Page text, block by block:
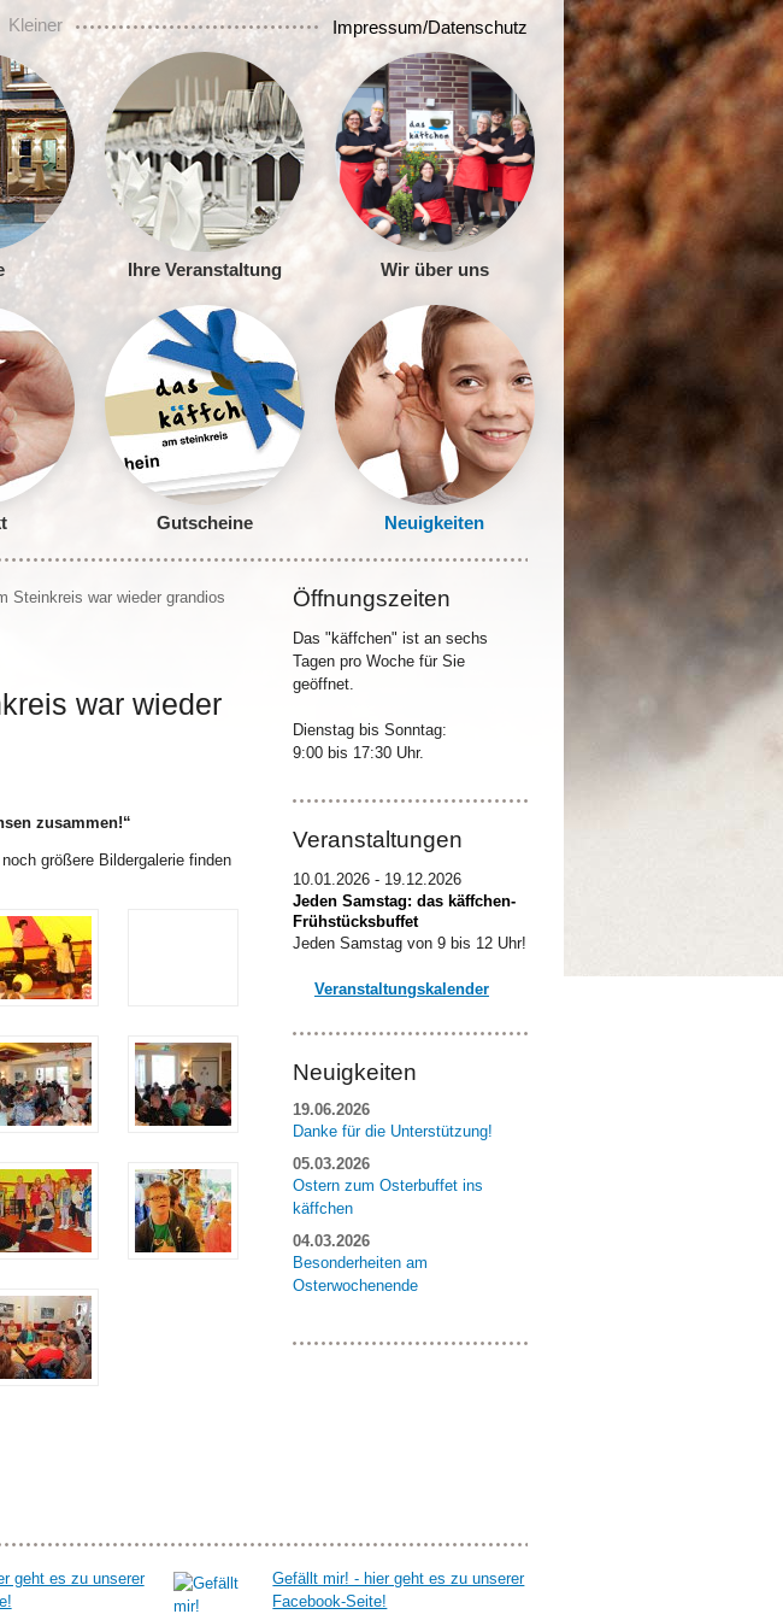
Kleiner Impressum/Datenschutz
Ihre Veranstaltung Wir über uns
Gutscheine Neuigkeiten
Steinkreis war wieder grandios
war wieder
zusammen!“
größere Bildergalerie finden
Öffnungszeiten
Das "käffchen" ist an sechs
Tagen pro Woche für Sie
geöffnet.
Dienstag bis Sonntag:
9:00 bis 17:30 Uhr.
Veranstaltungen
10.01.2026 - 19.12.2026
Jeden Samstag: das käffchen-
Frühstücksbuffet
Jeden Samstag von 9 bis 12 Uhr!
Veranstaltungskalender
Neuigkeiten
19.06.2026
Danke für die Unterstützung!
05.03.2026
Ostern zum Osterbuffet ins
käffchen
04.03.2026
Besonderheiten am
Osterwochenende
geht es zu unserer
Gefällt mir! - hier geht es zu unserer
Facebook-Seite!